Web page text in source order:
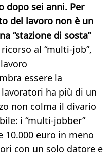
dopo sei anni. Per
del lavoro non è un
“stazione di sosta”
al “multi-job”,
essere la
ha più di un
non colma il divario
i “multi-jobber”
10.000 euro in meno
con un solo datore e